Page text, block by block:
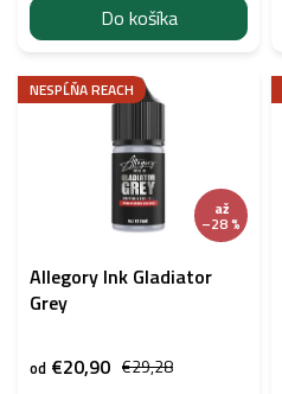
Do košíka
NESPĹŇA REACH
až
–28 %
Allegory Ink Gladiator
Grey
€29,28
od €20,90